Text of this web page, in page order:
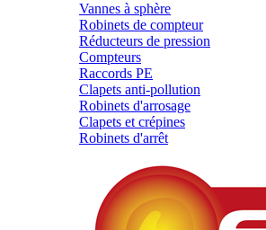
Vannes à sphère
Robinets de compteur
Réducteurs de pression
Compteurs
Raccords PE
Clapets anti-pollution
Robinets d'arrosage
Clapets et crépines
Robinets d'arrêt